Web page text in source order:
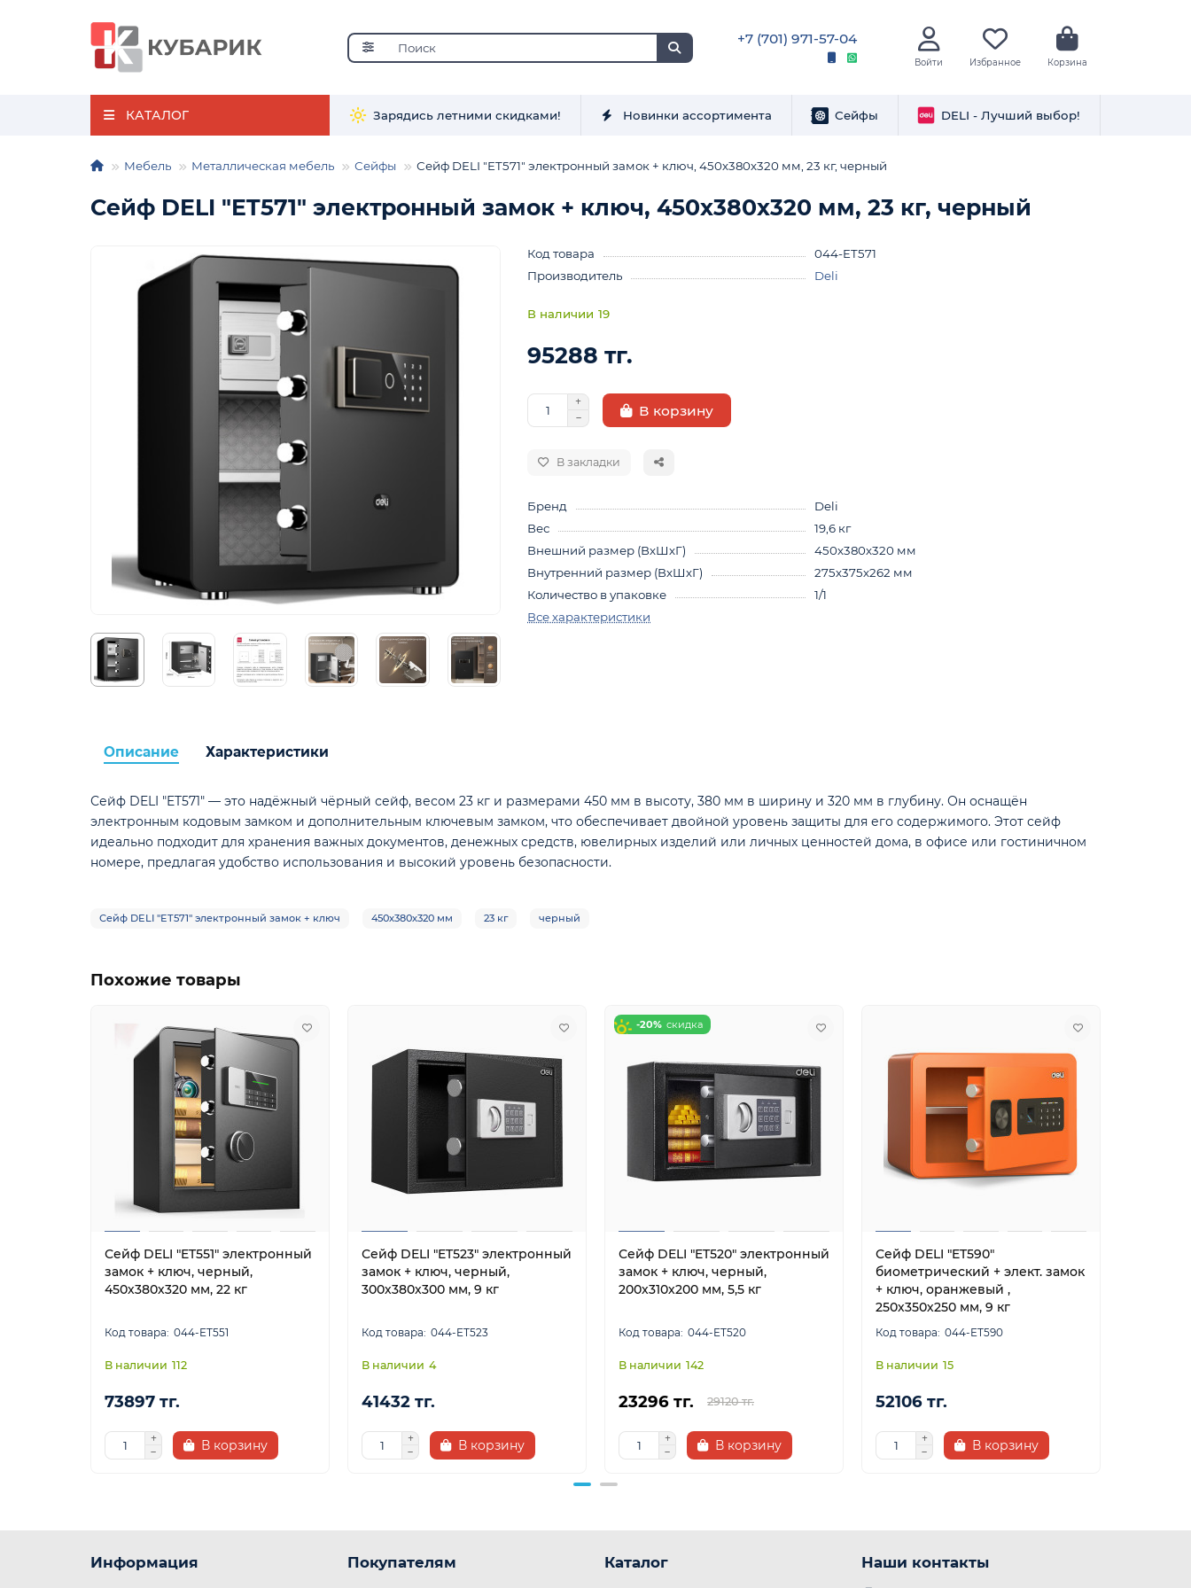
+7 (701) 971-57-04
Войти Избранное Корзина
КАТАЛОГ Зарядись летними скидками! Новинки ассортимента Сейфы DELI - Лучший выбор!
Мебель Металлическая мебель Сейфы Сейф DELI "ET571" электронный замок + ключ, 450х380х320 мм, 23 кг, черный
Сейф DELI "ET571" электронный замок + ключ, 450х380х320 мм, 23 кг, черный
Код товара
044-ET571
Производитель
Deli
19
95288 тг.
В корзину
В закладки
Бренд
Deli
Вес
19,6 кг
Внешний размер (ВхШхГ)
450х380х320 мм
Внутренний размер (ВхШхГ)
275х375х262 мм
Количество в упаковке
1/1
Все характеристики
Описание Характеристики
Сейф DELI "ET571" — это надёжный чёрный сейф, весом 23 кг и размерами 450 мм в высоту, 380 мм в ширину и 320 мм в глубину. Он оснащён
электронным кодовым замком и дополнительным ключевым замком, что обеспечивает двойной уровень защиты для его содержимого. Этот сейф
идеально подходит для хранения важных документов, денежных средств, ювелирных изделий или личных ценностей дома, в офисе или гостиничном
номере, предлагая удобство использования и высокий уровень безопасности.
Сейф DELI "ET571" электронный замок + ключ 450х380х320 мм 23 кг черный
Похожие товары
Сейф DELI "ET551" электронный
замок + ключ, черный,
450х380х320 мм, 22 кг
044-ET551
112
73897 тг.
В корзину
Сейф DELI "ET523" электронный
замок + ключ, черный,
300х380х300 мм, 9 кг
044-ET523
4
41432 тг.
В корзину
-20%
Сейф DELI "ET520" электронный
замок + ключ, черный,
200х310х200 мм, 5,5 кг
044-ET520
142
23296 тг. 29120 тг.
В корзину
Сейф DELI "ET590"
биометрический + элект. замок
+ ключ, оранжевый ,
250х350х250 мм, 9 кг
044-ET590
15
52106 тг.
В корзину
Информация Покупателям Каталог Наши контакты